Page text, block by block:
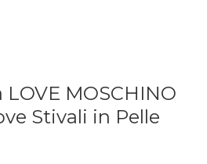
MOSCHINO
Stivali in Pelle